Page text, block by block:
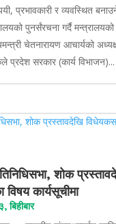
प्रभावकारी र व्यवस्थित
पुनर्संरचना गर्दै
चेतनारायण आचार्यको
प्रदेश सरकार (कार्य विभाजन)...
शोक
कार्यसूचीमा